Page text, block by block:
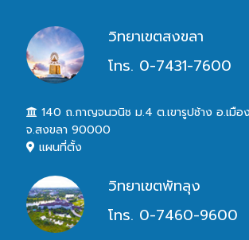
วิทยาเขตสงขลา
โทร. 0-7431-7600
140 ถ.กาญจนวนิช ม.4 ต.เขารูปช้าง อ.เมือ
จ.สงขลา 90000
แผนที่ตั้ง
วิทยาเขตพัทลุง
โทร. 0-7460-9600